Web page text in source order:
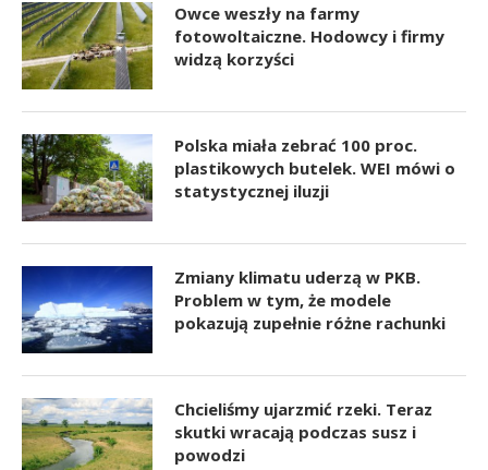
Owce weszły na farmy
fotowoltaiczne. Hodowcy i firmy
widzą korzyści
Polska miała zebrać 100 proc.
plastikowych butelek. WEI mówi o
statystycznej iluzji
Zmiany klimatu uderzą w PKB.
Problem w tym, że modele
pokazują zupełnie różne rachunki
Chcieliśmy ujarzmić rzeki. Teraz
skutki wracają podczas susz i
powodzi